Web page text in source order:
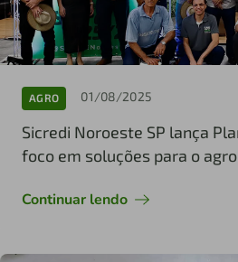
AGRO 01/08/2025
Sicredi Noroeste SP lança
foco em soluções para o
Continuar lendo